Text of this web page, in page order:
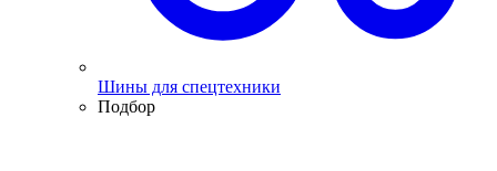
Шины для спецтехники
Подбор